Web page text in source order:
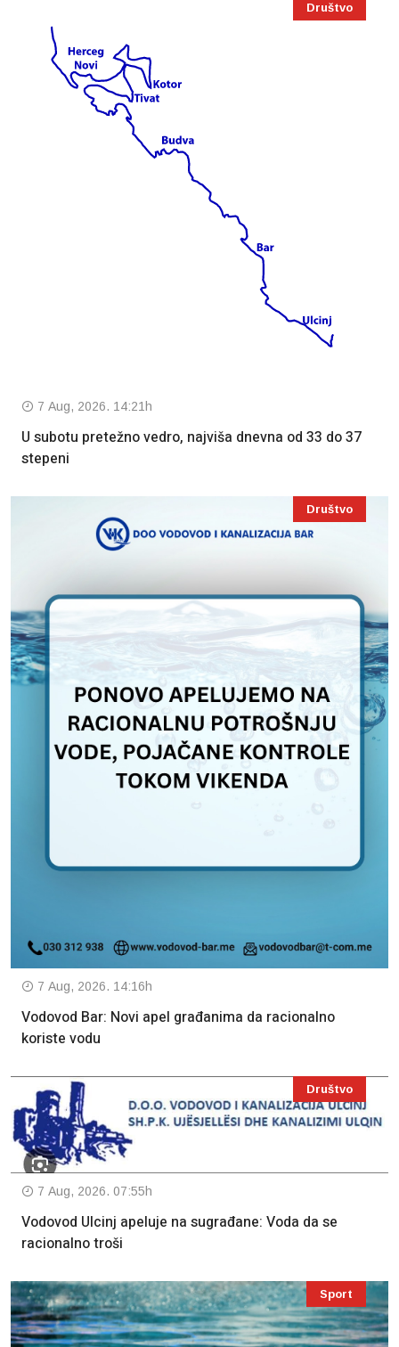
Društvo
7 Aug, 2026. 14:21h
U subotu pretežno vedro, najviša dnevna od 33 do 37
stepeni
Društvo
7 Aug, 2026. 14:16h
Vodovod Bar: Novi apel građanima da racionalno
koriste vodu
Društvo
7 Aug, 2026. 07:55h
Vodovod Ulcinj apeluje na sugrađane: Voda da se
racionalno troši
Sport